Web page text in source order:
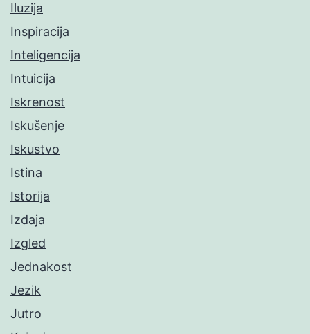
Iluzija
Inspiracija
Inteligencija
Intuicija
Iskrenost
Iskušenje
Iskustvo
Istina
Istorija
Izdaja
Izgled
Jednakost
Jezik
Jutro